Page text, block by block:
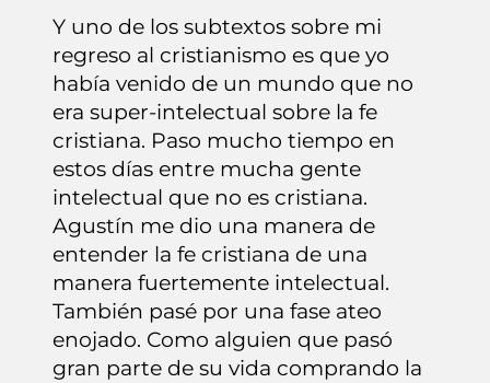
Y uno de los subtextos sobre mi
regreso al cristianismo es que yo
había venido de un mundo que no
era super-intelectual sobre la fe
cristiana. Paso mucho tiempo en
estos días entre mucha gente
intelectual que no es cristiana.
Agustín me dio una manera de
entender la fe cristiana de una
manera fuertemente intelectual.
También pasé por una fase ateo
enojado. Como alguien que pasó
gran parte de su vida comprando la